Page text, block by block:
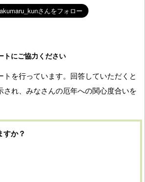
トにご協力ください
トを行っています。回答していただくと
され、みなさんの厄年への関心度合いを
すか？